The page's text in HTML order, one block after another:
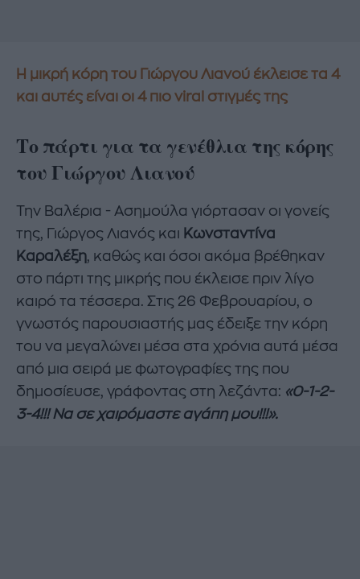
Η μικρή κόρη του Γιώργου Λιανού έκλεισε τα 4
και αυτές είναι οι 4 πιο viral στιγμές της
Το πάρτι για τα γενέθλια της κόρης
του Γιώργου Λιανού
Την Βαλέρια - Ασημούλα γιόρτασαν οι γονείς
της, Γιώργος Λιανός και Κωνσταντίνα
Καραλέξη, καθώς και όσοι ακόμα βρέθηκαν
στο πάρτι της μικρής που έκλεισε πριν λίγο
καιρό τα τέσσερα. Στις 26 Φεβρουαρίου, ο
γνωστός παρουσιαστής μας έδειξε την κόρη
του να μεγαλώνει μέσα στα χρόνια αυτά μέσα
από μια σειρά με φωτογραφίες της που
δημοσίευσε, γράφοντας στη λεζάντα: «0-1-2-
3-4!!! Να σε χαιρόμαστε αγάπη μου!!!».